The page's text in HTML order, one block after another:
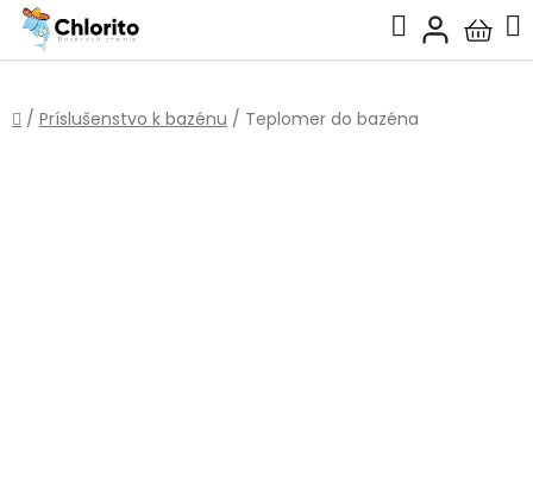
Prejsť
obsah
Hľadať
košík
Domov
/ Príslušenstvo k bazénu / Teplomer do bazéna